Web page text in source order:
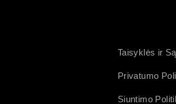
Taisyklės ir
Privatumo
Siuntimo